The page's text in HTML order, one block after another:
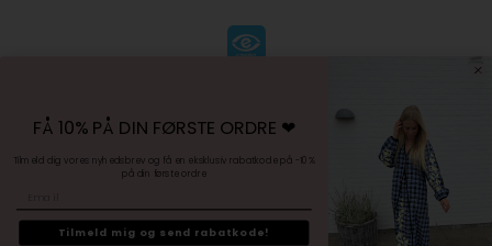
-
-
PERSONDATAPOLITIK
FÅ 10% PÅ DIN FØRSTE ORDRE ❤︎
Tilmeld dig vores nyhedsbrev og få en eksklusiv rabatkode på -10%
på din første ordre
Tilmeld mig og send rabatkode!